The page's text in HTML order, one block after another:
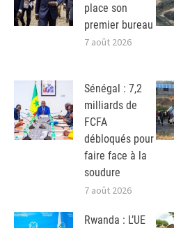
place son
premier bureau
7 août 2026
Sénégal : 7,2
milliards de
FCFA
débloqués pour
faire face à la
soudure
7 août 2026
Rwanda : L’UE